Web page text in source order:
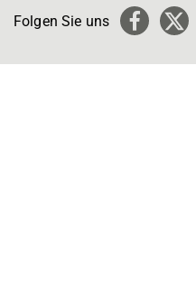
Folgen Sie uns X